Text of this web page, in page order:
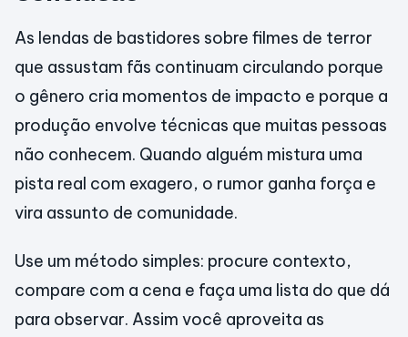
As lendas de bastidores sobre filmes de terror
que assustam fãs continuam circulando porque
o gênero cria momentos de impacto e porque a
produção envolve técnicas que muitas pessoas
não conhecem. Quando alguém mistura uma
pista real com exagero, o rumor ganha força e
vira assunto de comunidade.
Use um método simples: procure contexto,
compare com a cena e faça uma lista do que dá
para observar. Assim você aproveita as